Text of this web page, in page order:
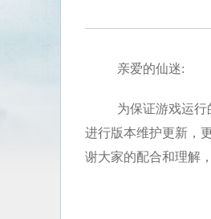
亲爱的仙迷:
为保证游戏运行
进行版本维护更新，
谢大家的配合和理解